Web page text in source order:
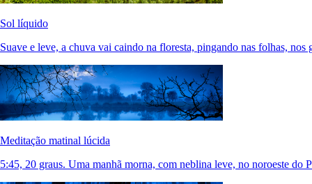
Sol líquido
Suave e leve, a chuva vai caindo na floresta, pingando nas folhas, nos
Meditação matinal lúcida
5:45, 20 graus. Uma manhã morna, com neblina leve, no noroeste do